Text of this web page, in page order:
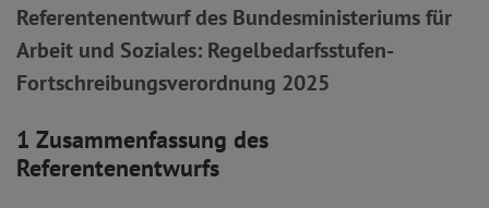
Referentenentwurf des Bundesministeriums für
Arbeit und Soziales: Regelbedarfsstufen-
Fortschreibungsverordnung 2025
1 Zusammenfassung des
Referentenentwurfs